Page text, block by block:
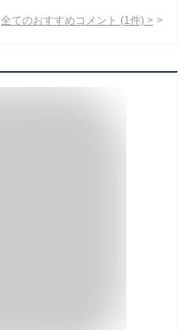
全てのおすすめコメント (1 件) >